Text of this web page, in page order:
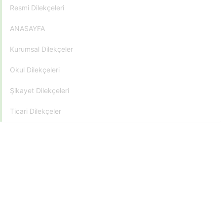
Resmi Dilekçeleri
ANASAYFA
Kurumsal Dilekçeler
Okul Dilekçeleri
Şikayet Dilekçeleri
Ticari Dilekçeler